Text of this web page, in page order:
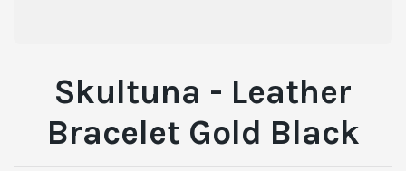
Skultuna - Leather
Bracelet Gold Black